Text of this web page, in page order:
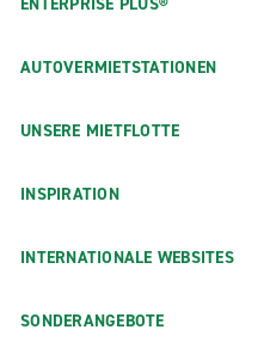
AUTOVERMIETSTATIONEN
UNSERE MIETFLOTTE
INSPIRATION
INTERNATIONALE WEBSITES
SONDERANGEBOTE